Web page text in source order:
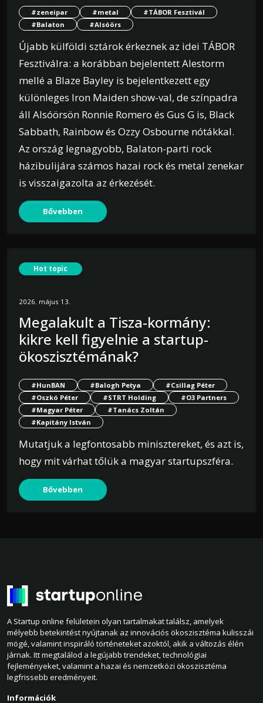
#zeneipar #metal
#TÁBOR Fesztivál
#Balaton
#Alsóörs
Újabb külföldi sztárok érkeznek az idei TÁBOR
Fesztiválra: a korábban bejelentett Alestorm
mellé a Blaze Bayley is bejelentkezett egy
különleges Iron Maiden show-val, de színpadra
áll Alsóörsön Ronnie Romero és Gus G is, Black
Sabbath, Rainbow és Ozzy Osbourne nótákkal.
Az ország legnagyobb, Balaton-parti rock
házibulijára számos hazai rock és metal zenekar
is visszaigazolta az érkezését.
Bővebben
Hot topic
2026. május 13.
Megalakult a Tisza-kormány:
kikre kell figyelnie a startup-
ökoszisztémának?
#HunBAN #Balogh Petya
#Csillag Péter
#Oszkó Péter
#STRT Holding
#O3 Partners
#Magyar Péter
#Tanács Zoltán
#Kapitány István
Mutatjuk a legfontosabb minisztereket, és azt is,
hogy mit várhat tőlük a magyar startupszféra.
Bővebben
A Startup online felületein olyan tartalmakat találsz, amelyek
mélyebb betekintést nyújtanak az innovációs ökoszisztéma kulisszái
mögé, valamint inspiráló történeteket azoktól, akik a változás élén
járnak. Itt megtalálod a legújabb trendeket, technológiai
fejleményeket, valamint a hazai és nemzetközi ökoszisztéma
legfrissebb eredményeit.
Információk